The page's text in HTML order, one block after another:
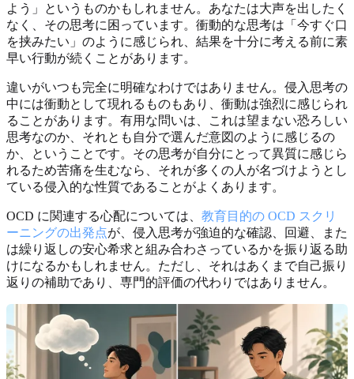
よう」というものかもしれません。あなたは大声を出したく
なく、その思考に困っています。衝動的な思考は「今すぐ口
を挟みたい」のように感じられ、結果を十分に考える前に素
早い行動が続くことがあります。
違いがいつも完全に明確なわけではありません。侵入思考の
中には衝動として現れるものもあり、衝動は強烈に感じられ
ることがあります。有用な問いは、これは望まない恐ろしい
思考なのか、それとも自分で選んだ意図のように感じるの
か、ということです。その思考が自分にとって異質に感じら
れるため苦痛を生むなら、それが多くの人が名づけようとし
ている侵入的な性質であることがよくあります。
OCD に関連する心配については、 教育目的の OCD スクリ
ーニングの出発点が、侵入思考が強迫的な確認、回避、また
は繰り返しの安心希求と組み合わさっているかを振り返る助
けになるかもしれません。ただし、それはあくまで自己振り
返りの補助であり、専門的評価の代わりではありません。